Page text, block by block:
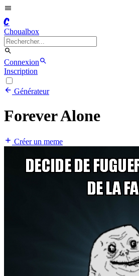
C
Choualbox
Connexion
Inscription
Générateur
Forever Alone
Créer un meme